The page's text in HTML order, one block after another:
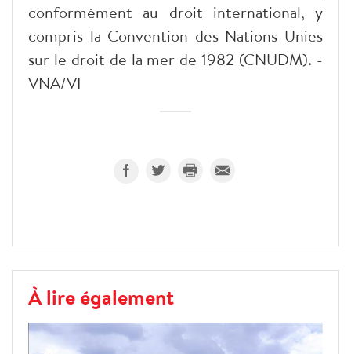
conformément au droit international, y
compris la Convention des Nations Unies
sur le droit de la mer de 1982 (CNUDM). -
VNA/VI
À lire également